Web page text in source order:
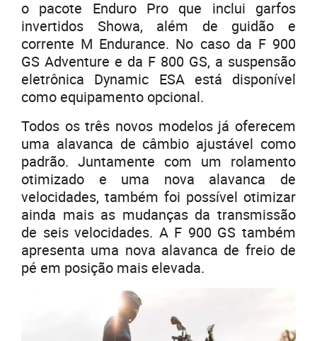
o pacote Enduro Pro que inclui garfos
invertidos Showa, além de guidão e
corrente M Endurance. No caso da F 900
GS Adventure e da F 800 GS, a suspensão
eletrônica Dynamic ESA está disponível
como equipamento opcional.
Todos os três novos modelos já oferecem
uma alavanca de câmbio ajustável como
padrão. Juntamente com um rolamento
otimizado e uma nova alavanca de
velocidades, também foi possível otimizar
ainda mais as mudanças da transmissão
de seis velocidades. A F 900 GS também
apresenta uma nova alavanca de freio de
pé em posição mais elevada.